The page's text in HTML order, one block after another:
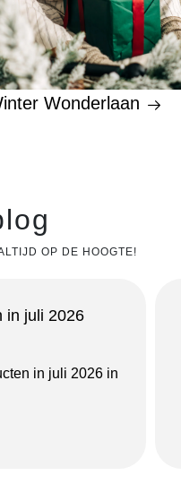
Wonderlaan
OP DE HOOGTE!
in juli 2026
in juli 2026 in